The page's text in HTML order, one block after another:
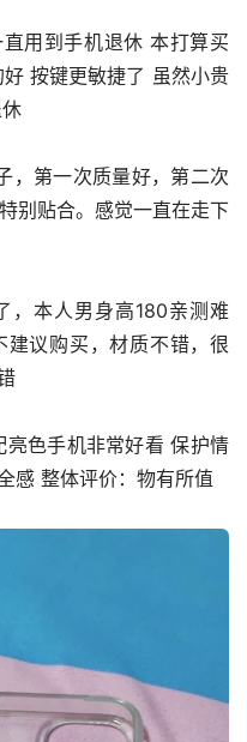
用到手机退休 本打算买
按键更敏捷了 虽然小贵
，第一次质量好，第二次
别贴合。感觉一直在走下
，本人男身高180亲测难
议购买，材质不错，很
色手机非常好看 保护情
感 整体评价：物有所值